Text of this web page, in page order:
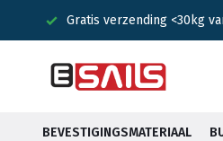
Gratis verzending <30kg
BEVESTIGINGSMATERIAAL